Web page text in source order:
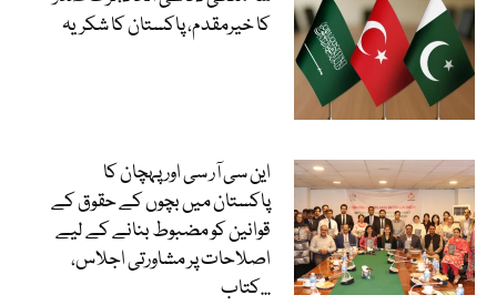
کا خیرمقدم، پاکستان کا شکریہ
این سی آر سی اور پہچان کا
پاکستان میں بچوں کے حقوق کے
قوانین کو مضبوط بنانے کے لیے
اصلاحات پر مشاورتی اجلاس،
کتاب...